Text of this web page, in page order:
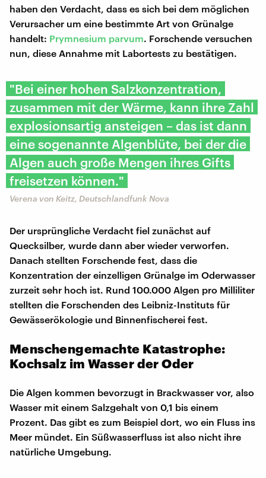
haben den Verdacht, dass es sich bei dem möglichen
Verursacher um eine bestimmte Art von Grünalge
handelt: Prymnesium parvum. Forschende versuchen
nun, diese Annahme mit Labortests zu bestätigen.
"Bei einer hohen Salzkonzentration,
zusammen mit der Wärme, kann ihre Zahl
explosionsartig ansteigen – das ist dann
eine sogenannte Algenblüte, bei der die
Algen auch große Mengen ihres Gifts
freisetzen können."
Verena von Keitz, Deutschlandfunk Nova
Der ursprüngliche Verdacht fiel zunächst auf
Quecksilber, wurde dann aber wieder verworfen.
Danach stellten Forschende fest, dass die
Konzentration der einzelligen Grünalge im Oderwasser
zurzeit sehr hoch ist. Rund 100.000 Algen pro Milliliter
stellten die Forschenden des Leibniz-Instituts für
Gewässerökologie und Binnenfischerei fest.
Menschengemachte Katastrophe:
Kochsalz im Wasser der Oder
Die Algen kommen bevorzugt in Brackwasser vor, also
Wasser mit einem Salzgehalt von 0,1 bis einem
Prozent. Das gibt es zum Beispiel dort, wo ein Fluss ins
Meer mündet. Ein Süßwasserfluss ist also nicht ihre
natürliche Umgebung.